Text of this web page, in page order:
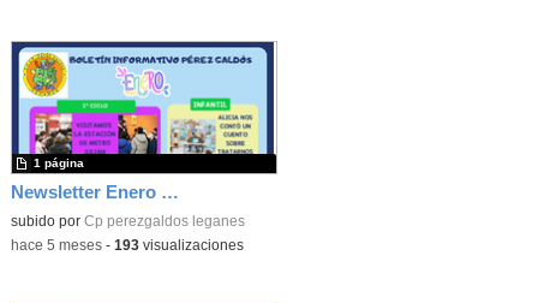
Newsletter Enero 2026
subido por Cp perezgaldos leganes
1 página
-hace 5 meses- 193visualizaciones